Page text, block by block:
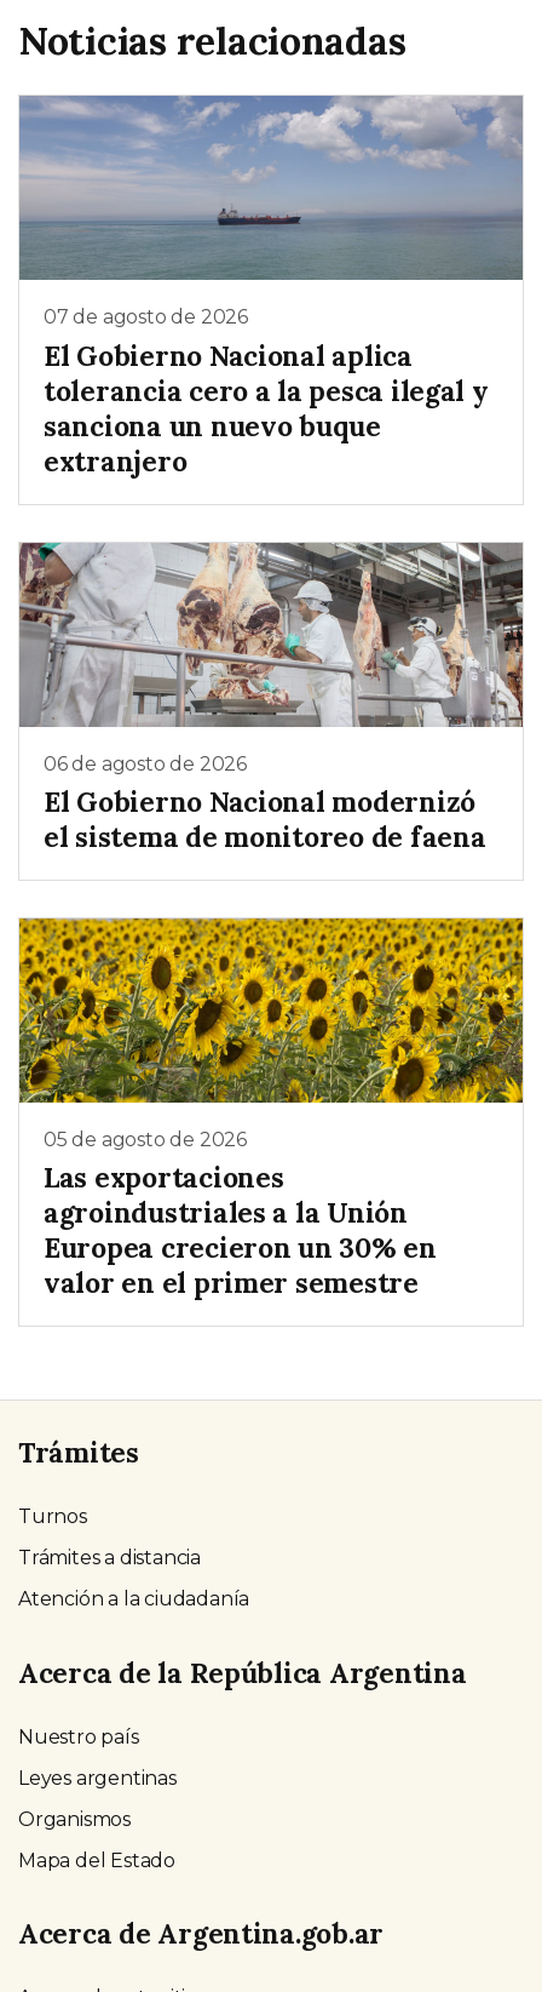
Noticias relacionadas
07 de agosto de 2026
El Gobierno Nacional aplica
tolerancia cero a la pesca ilegal y
sanciona un nuevo buque
extranjero
06 de agosto de 2026
El Gobierno Nacional modernizó
el sistema de monitoreo de faena
05 de agosto de 2026
Las exportaciones
agroindustriales a la Unión
Europea crecieron un 30% en
valor en el primer semestre
Trámites
Turnos
Trámites a distancia
Atención a la ciudadanía
Acerca de la República Argentina
Nuestro país
Leyes argentinas
Organismos
Mapa del Estado
Acerca de Argentina.gob.ar